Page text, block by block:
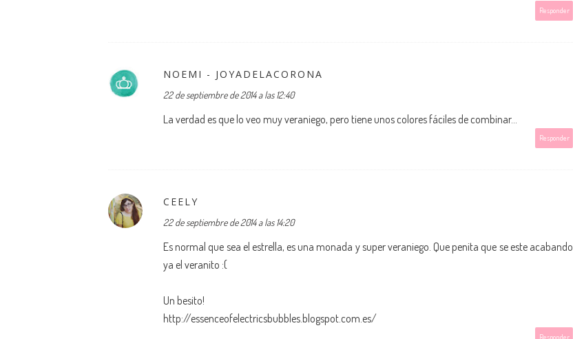
Responder
NOEMI - JOYADELACORONA
22 de septiembre de 2014 a las 12:40
La verdad es que lo veo muy veraniego, pero tiene unos colores fáciles de combinar...
Responder
CEELY
22 de septiembre de 2014 a las 14:20
Es normal que sea el estrella, es una monada y super veraniego. Que penita que se este acabando
ya el veranito :(
Un besito!
http://essenceofelectricsbubbles.blogspot.com.es/
Responder